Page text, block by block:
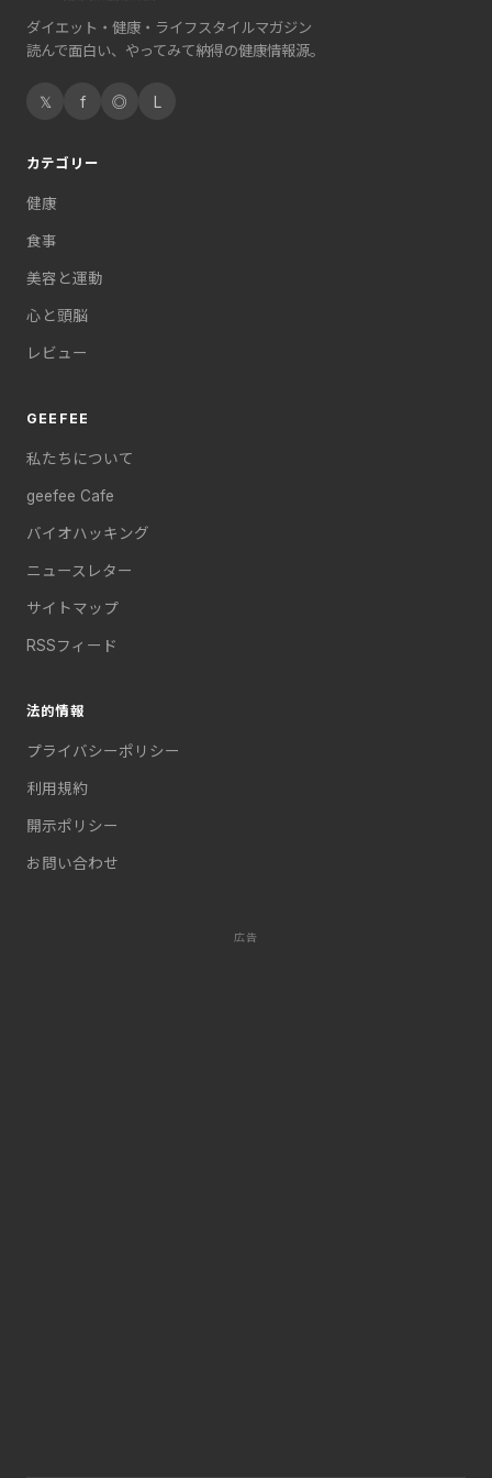
ダイエット・健康・ライフスタイルマガジン
読んで面白い、やってみて納得の健康情報源。
𝕏 f ◎ L
カテゴリー
健康
食事
美容と運動
心と頭脳
レビュー
GEEFEE
私たちについて
geefee Cafe
バイオハッキング
ニュースレター
サイトマップ
RSSフィード
法的情報
プライバシーポリシー
利用規約
開示ポリシー
お問い合わせ
広告